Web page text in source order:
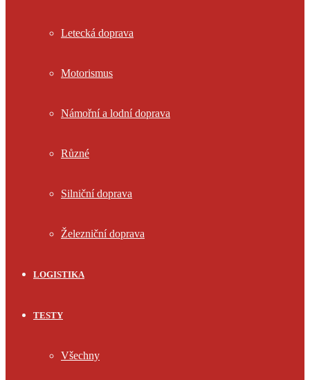
Letecká doprava
Motorismus
Námořní a lodní doprava
Různé
Silniční doprava
Železniční doprava
LOGISTIKA
TESTY
Všechny